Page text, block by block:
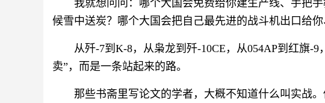
我就想问问：哪个大国会免费给你建生产线、手把
候雪中送炭？哪个大国会把自己最先进的战斗机出口给你
从歼-7到K-8，从枭龙到歼-10CE，从054AP到红旗-
卖”，而是一条站起来的路。
那些书斋里写论文的学者，大概不知道什么叫实战